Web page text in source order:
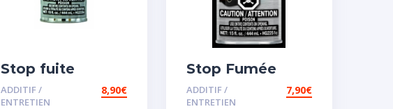
Stop fuite
moteur
ADDITIF /
ENTRETIEN
8,90€
Stop Fumée
ADDITIF /
ENTRETIEN
7,90€